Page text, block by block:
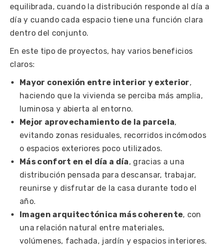
equilibrada, cuando la distribución responde al día a
día y cuando cada espacio tiene una función clara
dentro del conjunto.
En este tipo de proyectos, hay varios beneficios
claros:
Mayor conexión entre interior y exterior,
haciendo que la vivienda se perciba más amplia,
luminosa y abierta al entorno.
Mejor aprovechamiento de la parcela,
evitando zonas residuales, recorridos incómodos
o espacios exteriores poco utilizados.
Más confort en el día a día, gracias a una
distribución pensada para descansar, trabajar,
reunirse y disfrutar de la casa durante todo el
año.
Imagen arquitectónica más coherente, con
una relación natural entre materiales,
volúmenes, fachada, jardín y espacios interiores.